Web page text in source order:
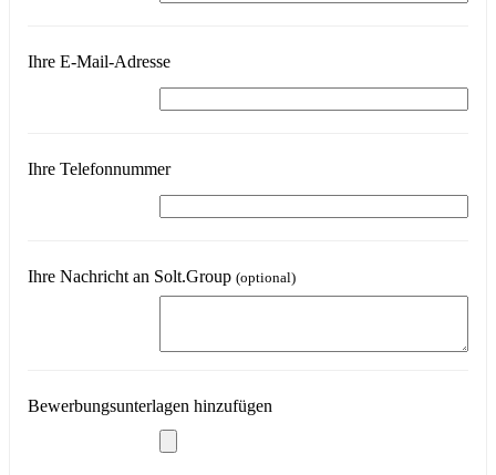
Ihre E-Mail-Adresse
Ihre Telefonnummer
Ihre Nachricht an Solt.Group (optional)
Bewerbungsunterlagen hinzufügen